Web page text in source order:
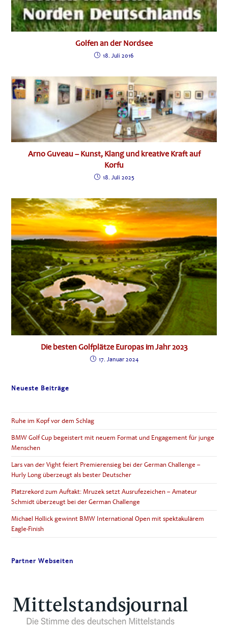
Golfen an der Nordsee
18. Juli 2016
Arno Guveau – Kunst, Klang und kreative Kraft auf
Korfu
18. Juli 2025
Die besten Golfplätze Europas im Jahr 2023
17. Januar 2024
Neueste Beiträge
Ruhe im Kopf vor dem Schlag
BMW Golf Cup begeistert mit neuem Format und Engagement für junge
Menschen
Lars van der Vight feiert Premierensieg bei der German Challenge –
Hurly Long überzeugt als bester Deutscher
Platzrekord zum Auftakt: Mruzek setzt Ausrufezeichen – Amateur
Schmidt überzeugt bei der German Challenge
Michael Hollick gewinnt BMW International Open mit spektakulärem
Eagle-Finish
Partner Webseiten